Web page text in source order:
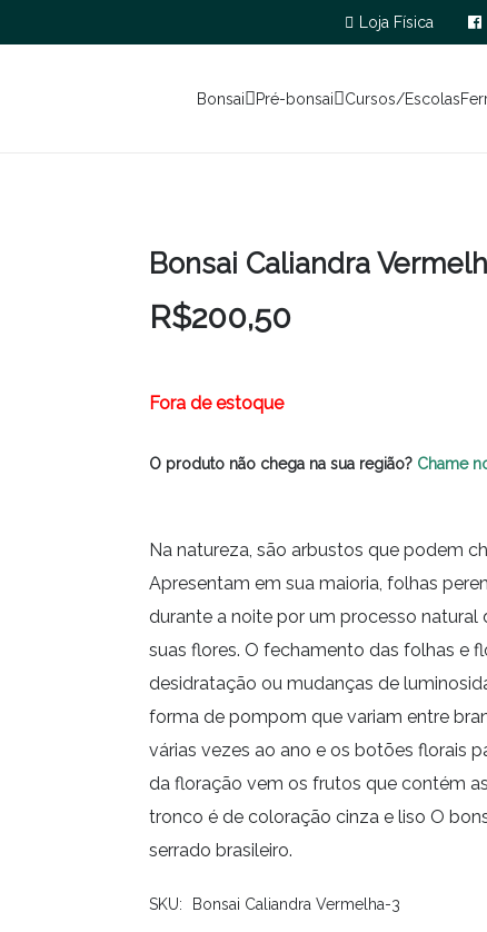
Loja Física
Bonsai Pré-bonsai Cursos/Escolas
Bonsai Caliandra
R$200,50
Fora de estoque
O produto não chega na sua região? Chame
Na natureza, são arbustos que podem
Apresentam em sua maioria, folhas
durante a noite por um processo natural
suas flores. O fechamento das folhas e
desidratação ou mudanças de
forma de pompom que variam entre
várias vezes ao ano e os botões florais
da floração vem os frutos que contém
tronco é de coloração cinza e liso O
serrado brasileiro.
SKU: Bonsai Caliandra Vermelha-3